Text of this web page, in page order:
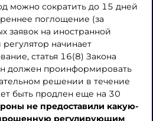
можно сократить до 15 дней
поглощение (за
заявок на иностранной
начинает
статья 16(8) Закона
должен проинформировать
решении в течение
быть продлен еще на 30
не предоставили какую-
регулирующим